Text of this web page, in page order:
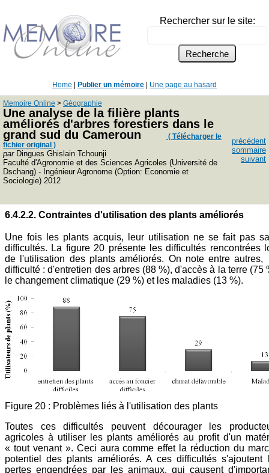
Rechercher sur le site:
Home Publier un mémoire Une page au hasard
Memoire Online > Géographie
Une analyse de la filière plants
améliorés d'arbres forestiers dans le
grand sud du Cameroun
( Télécharger le
fichier original )
parDingues Ghislain Tchounji
Faculté d'Agronomie et des Sciences Agricoles (Université de
Dschang) - Ingénieur Agronome (Option: Economie et
Sociologie) 2012
précédent
sommaire
suivant
6.4.2.2. Contraintes d'utilisation des plants améliorés
Une fois les plants acquis, leur utilisation ne se fait pas
difficultés. La figure 20 présente les difficultés rencontrées
de l'utilisation des plants améliorés. On note entre
difficulté : d'entretien des arbres (88 %), d'accès à la terre (75
le changement climatique (29 %) et les maladies (13 %).
Figure 20 : Problèmes liés à l'utilisation des plants
Toutes ces difficultés peuvent décourager les
agricoles à utiliser les plants améliorés au profit d'un
« tout venant ». Ceci aura comme effet la réduction du
potentiel des plants améliorés. A ces difficultés s'ajoutent
pertes engendrées par les animaux, qui causent